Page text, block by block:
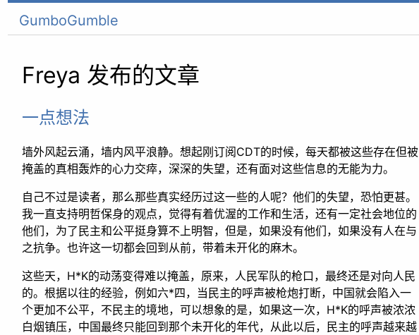
GumboGumble
Freya 发布的文章
一点想法
墙外风起云涌，墙内风平浪静。想起刚订阅CDT的时候，每天都被这些存在但被
掩盖的真相轰炸的心力交瘁，深深的失望，还有面对这些信息的无能为力。
自己不过是读者，那么那些真实经历过这一些的人呢？他们的失望，恐怕更甚。
我一直支持明哲保身的观点，觉得有着优渥的工作和生活，还有一定社会地位的
他们，为了民主和公平挺身算不上明智，但是，如果没有他们，如果没有人在与
之抗争。也许这一切都会回到从前，带着未开化的麻木。
这些天，H*K的动荡变得难以掩盖，原来，人民军队的枪口，最终还是对向人民
的。根据以往的经验，例如六*四，当民主的呼声被枪炮打断，中国就会陷入一
个更加不公平，不民主的境地，可以想象的是，如果这一次，H*K的呼声被浓浓
白烟镇压，中国最终只能回到那个未开化的年代，从此以后，民主的呼声越来越